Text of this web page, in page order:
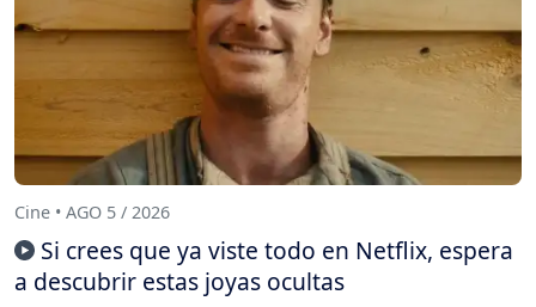
Cine • AGO 5 / 2026
Si crees que ya viste todo en Netflix, espera
a descubrir estas joyas ocultas